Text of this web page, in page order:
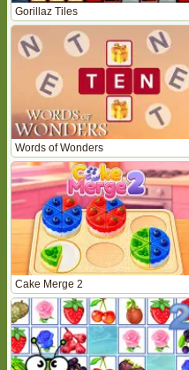
Gorillaz Tiles
Words of Wonders
Cake Merge 2